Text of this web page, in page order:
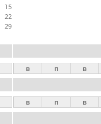
15
22
29
в п в
в п в